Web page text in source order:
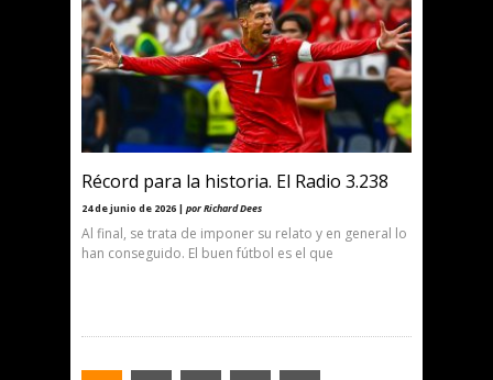
Récord para la historia. El Radio 3.238
24 de junio de 2026 | por Richard Dees
Al final, se trata de imponer su relato y en general lo
han conseguido. El buen fútbol es el que